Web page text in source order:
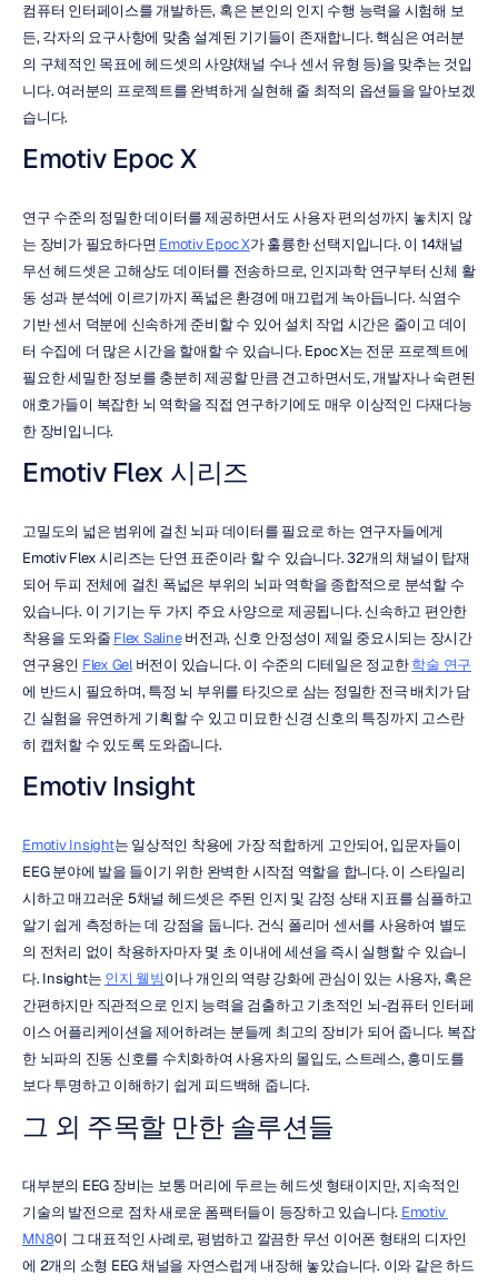
컴퓨터 인터페이스를 개발하든, 혹은 본인의 인지 수행 능력을 시험해 보
든, 각자의 요구사항에 맞춤 설계된 기기들이 존재합니다. 핵심은 여러분
의 구체적인 목표에 헤드셋의 사양(채널 수나 센서 유형 등)을 맞추는 것입
니다. 여러분의 프로젝트를 완벽하게 실현해 줄 최적의 옵션들을 알아보겠
습니다.
Emotiv Epoc X
연구 수준의 정밀한 데이터를 제공하면서도 사용자 편의성까지 놓치지 않
는 장비가 필요하다면 Emotiv Epoc X가 훌륭한 선택지입니다. 이 14채널
무선 헤드셋은 고해상도 데이터를 전송하므로, 인지과학 연구부터 신체 활
동 성과 분석에 이르기까지 폭넓은 환경에 매끄럽게 녹아듭니다. 식염수
기반 센서 덕분에 신속하게 준비할 수 있어 설치 작업 시간은 줄이고 데이
터 수집에 더 많은 시간을 할애할 수 있습니다. Epoc X는 전문 프로젝트에
필요한 세밀한 정보를 충분히 제공할 만큼 견고하면서도, 개발자나 숙련된
애호가들이 복잡한 뇌 역학을 직접 연구하기에도 매우 이상적인 다재다능
한 장비입니다.
Emotiv Flex 시리즈
고밀도의 넓은 범위에 걸친 뇌파 데이터를 필요로 하는 연구자들에게
Emotiv Flex 시리즈는 단연 표준이라 할 수 있습니다. 32개의 채널이 탑재
되어 두피 전체에 걸친 폭넓은 부위의 뇌파 역학을 종합적으로 분석할 수
있습니다. 이 기기는 두 가지 주요 사양으로 제공됩니다. 신속하고 편안한
착용을 도와줄 Flex Saline 버전과, 신호 안정성이 제일 중요시되는 장시간
연구용인 Flex Gel 버전이 있습니다. 이 수준의 디테일은 정교한 학술 연구
에 반드시 필요하며, 특정 뇌 부위를 타깃으로 삼는 정밀한 전극 배치가 담
긴 실험을 유연하게 기획할 수 있고 미묘한 신경 신호의 특징까지 고스란
히 캡처할 수 있도록 도와줍니다.
Emotiv Insight
Emotiv Insight는 일상적인 착용에 가장 적합하게 고안되어, 입문자들이
EEG 분야에 발을 들이기 위한 완벽한 시작점 역할을 합니다. 이 스타일리
시하고 매끄러운 5채널 헤드셋은 주된 인지 및 감정 상태 지표를 심플하고
알기 쉽게 측정하는 데 강점을 둡니다. 건식 폴리머 센서를 사용하여 별도
의 전처리 없이 착용하자마자 몇 초 이내에 세션을 즉시 실행할 수 있습니
다. Insight는 인지 웰빙이나 개인의 역량 강화에 관심이 있는 사용자, 혹은
간편하지만 직관적으로 인지 능력을 검출하고 기초적인 뇌-컴퓨터 인터페
이스 어플리케이션을 제어하려는 분들께 최고의 장비가 되어 줍니다. 복잡
한 뇌파의 진동 신호를 수치화하여 사용자의 몰입도, 스트레스, 흥미도를
보다 투명하고 이해하기 쉽게 피드백해 줍니다.
그 외 주목할 만한 솔루션들
대부분의 EEG 장비는 보통 머리에 두르는 헤드셋 형태이지만, 지속적인
기술의 발전으로 점차 새로운 폼팩터들이 등장하고 있습니다. Emotiv
MN8이 그 대표적인 사례로, 평범하고 깔끔한 무선 이어폰 형태의 디자인
에 2개의 소형 EEG 채널을 자연스럽게 내장해 놓았습니다. 이와 같은 하드